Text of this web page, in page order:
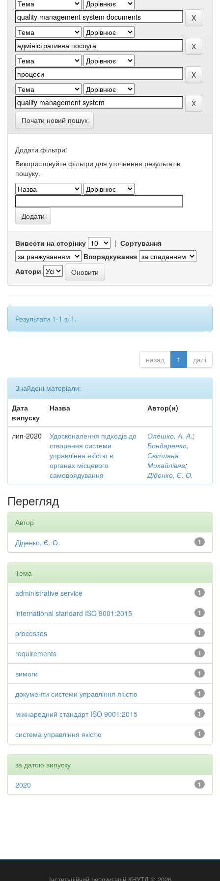
Почати новий пошук
Додати фільтри:
Використовуйте фільтри для уточнення результатів
пошуку.
Вивести на сторінку | Сортування
Впорядкування
Автори
Результати 1-1 зі 1.
назад 1 далі
Знайдені матеріали:
Дата
випуску
Назва Автор(и)
лип-2020
Удосконалення підходів до
створення системи
управління якістю в
органах місцевого
самоврядування
Олешко, А. А.;
Бондаренко,
Світлана
Михайлівна;
Діденко, Є. О.
Перегляд
Автор
1
Діденко, Є. О.
Тема
1
administrative service
1
international standard ISO 9001:2015
1
processes
1
requirements
1
вимоги
1
документи системи управління якістю
1
міжнародний стандарт ISO 9001:2015
1
система управління якістю
за датою випуску
1
2020